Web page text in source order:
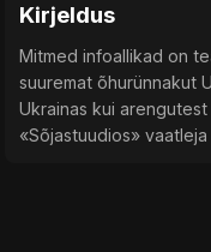
Kirjeldus
Mitmed infoallikad on
suuremat õhurünnakut
Ukrainas kui
«Sõjastuudios»